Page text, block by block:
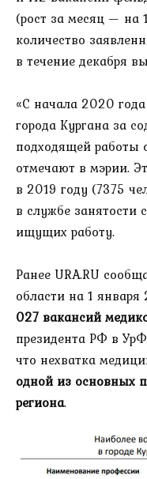
(рост за месяц — на
количество
в течение декабря
«С начала 2020
города Кургана за
подходящей работы
отмечают в мэрии.
в 2019 году (7375
в службе занятости
ищущих работу.
Ранее URA.RU
области на 1 января
027 вакансий
президента РФ в
что нехватка
одной из основных
региона.